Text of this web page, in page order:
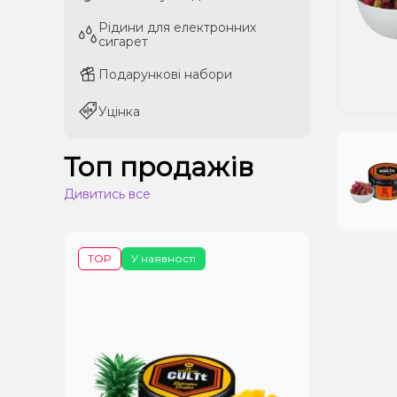
Рідини для електронних
сигарет
Подарункові набори
Уцінка
Рідини для електронних
сигарет
Подарункові набори
Уцінка
Топ продажів
Дивитись все
У наявності
TOP